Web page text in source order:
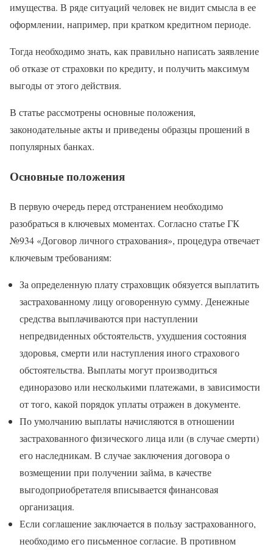
имущества. В ряде ситуаций человек не видит смысла в ее
оформлении, например, при кратком кредитном периоде.
Тогда необходимо знать, как правильно написать заявление
об отказе от страховки по кредиту, и получить максимум
выгоды от этого действия.
В статье рассмотрены основные положения,
законодательные акты и приведены образцы прошений в
популярных банках.
Основные положения
В первую очередь перед отстранением необходимо
разобраться в ключевых моментах. Согласно статье ГК
№934 «Договор личного страхования», процедура отвечает
ключевым требованиям:
За определенную плату страховщик обязуется выплатить
застрахованному лицу оговоренную сумму. Денежные
средства выплачиваются при наступлении
непредвиденных обстоятельств, ухудшения состояния
здоровья, смерти или наступления иного страхового
обстоятельства. Выплаты могут производиться
единоразово или несколькими платежами, в зависимости
от того, какой порядок уплаты отражен в документе.
По умолчанию выплаты начисляются в отношении
застрахованного физического лица или (в случае смерти)
его наследникам. В случае заключения договора о
возмещении при получении займа, в качестве
выгодоприобретателя вписывается финансовая
организация.
Если соглашение заключается в пользу застрахованного,
необходимо его письменное согласие. В противном